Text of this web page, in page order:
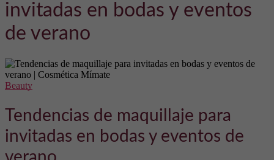
invitadas en bodas y eventos
de verano
Beauty
Tendencias de maquillaje para
invitadas en bodas y eventos de